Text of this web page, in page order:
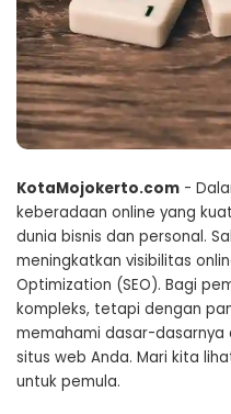
KotaMojokerto.com -
keberadaan online yang
dunia bisnis dan personal.
meningkatkan visibilitas
Optimization (SEO). Bagi
kompleks, tetapi dengan
memahami dasar-
situs web Anda. Mari kita
untuk pemula.